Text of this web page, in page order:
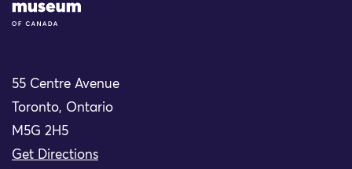
55 Centre Avenue
Toronto, Ontario
M5G 2H5
Get Directions